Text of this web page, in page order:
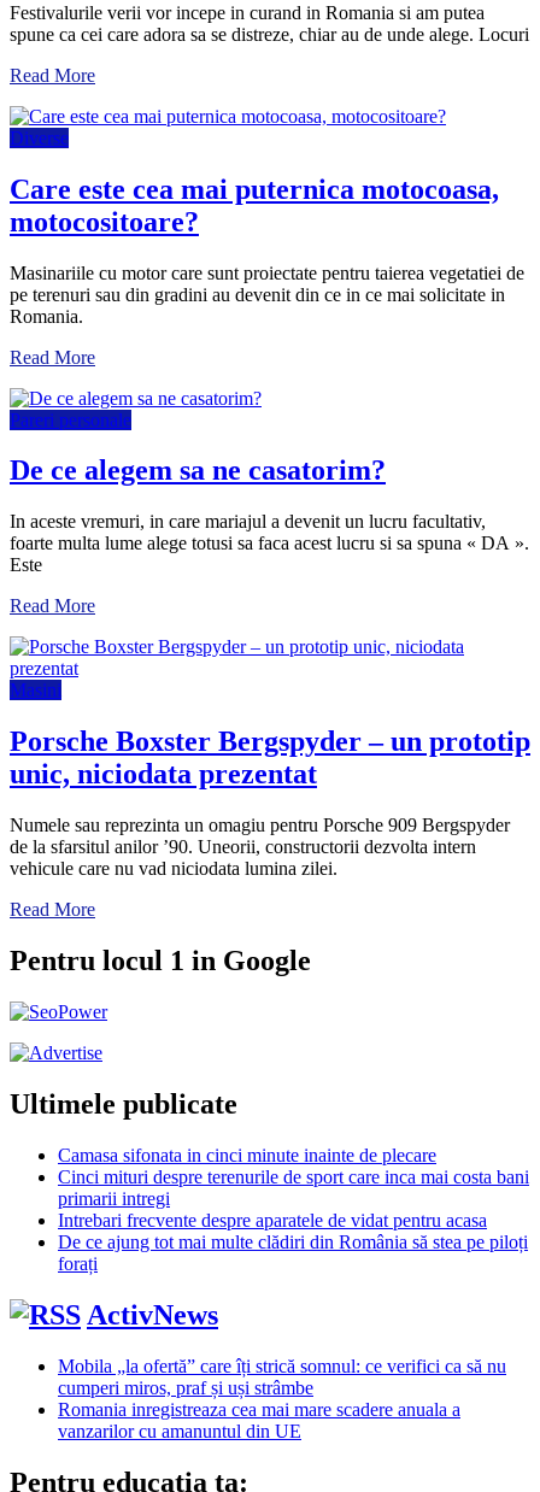
Festivalurile verii vor incepe in curand in Romania si am putea
spune ca cei care adora sa se distreze, chiar au de unde alege. Locuri
Read More
Diverse
Care este cea mai puternica motocoasa,
motocositoare?
Masinariile cu motor care sunt proiectate pentru taierea vegetatiei de
pe terenuri sau din gradini au devenit din ce in ce mai solicitate in
Romania.
Read More
Pareri personale
De ce alegem sa ne casatorim?
In aceste vremuri, in care mariajul a devenit un lucru facultativ,
foarte multa lume alege totusi sa faca acest lucru si sa spuna « DA ».
Este
Read More
Masini
Porsche Boxster Bergspyder – un prototip
unic, niciodata prezentat
Numele sau reprezinta un omagiu pentru Porsche 909 Bergspyder
de la sfarsitul anilor ’90. Uneorii, constructorii dezvolta intern
vehicule care nu vad niciodata lumina zilei.
Read More
Pentru locul 1 in Google
Ultimele publicate
Camasa sifonata in cinci minute inainte de plecare
Cinci mituri despre terenurile de sport care inca mai costa bani
primarii intregi
Intrebari frecvente despre aparatele de vidat pentru acasa
De ce ajung tot mai multe clădiri din România să stea pe piloți
forați
ActivNews
Mobila „la ofertă” care îți strică somnul: ce verifici ca să nu
cumperi miros, praf și uși strâmbe
Romania inregistreaza cea mai mare scadere anuala a
vanzarilor cu amanuntul din UE
Pentru educatia ta: